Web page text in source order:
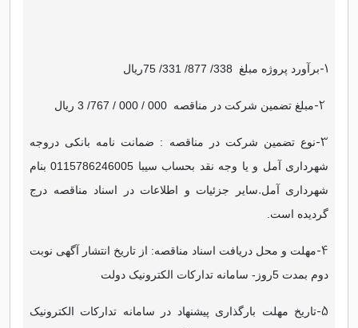
-1برآورد پروژه مبلغ 338/ 877/ 331/ 75ریال
-2مبلغ تضمین شرکت در مناقصه 000 / 000 / 767/ 3 ریال
-3نوع تضمین شرکت در مناقصه : ضمانت نامه بانکی دروجه
شهرداری آمل و یا وجه نقد بحساب سیبا 0115786246005 بنام
شهرداری آمل.سایر جزئیات و اطلاعات در اسناد مناقصه درج
گردیده است.
-4مهلت و محل دریافت اسناد مناقصه: از تاریخ انتشار آگهی نوبت
دوم بمدت 5روز- سامانه تدارکات الکترونیک دولت
-5تاریخ مهلت بارگذاری پیشنهاد در سامانه تدارکات الکترونیک